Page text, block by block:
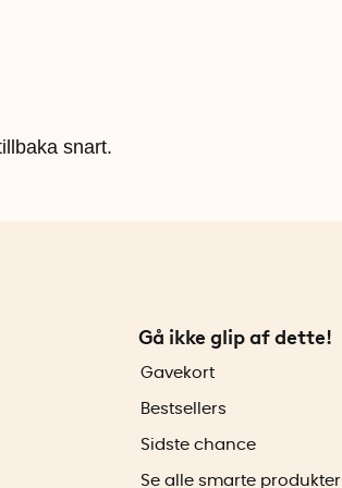
snart.
Gå ikke glip af dette!
Gavekort
Bestsellers
Sidste chance
Se alle smarte produkter